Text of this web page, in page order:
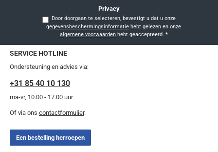
Privacy
Door doorgaan te selecteren, bevestigt u dat u onze
gegevensbeschermingsinformatie
algemene voorwaardenhebt geaccepteerd. *
SERVICE HOTLINE
Ondersteuning en advies via:
+31 85 40 10 130
ma-vr, 10.00 - 17.00 uur
Of via ons contactformulier.
Een bestelling herroepen